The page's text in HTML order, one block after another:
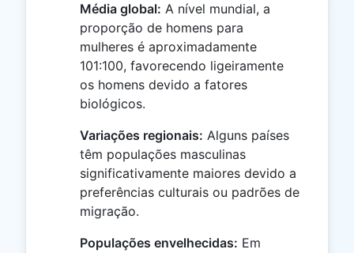
Média global: A nível mundial, a
proporção de homens para
mulheres é aproximadamente
101:100, favorecendo ligeiramente
os homens devido a fatores
biológicos.
Variações regionais: Alguns países
têm populações masculinas
significativamente maiores devido a
preferências culturais ou padrões de
migração.
Populações envelhecidas: Em